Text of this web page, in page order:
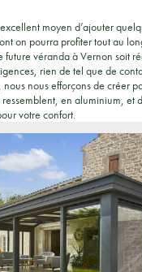
moyen d’ajouter
on pourra profiter tout au
future véranda à Vernon soit
rien de tel que de
nous efforçons de créer
en aluminium, et
votre confort.